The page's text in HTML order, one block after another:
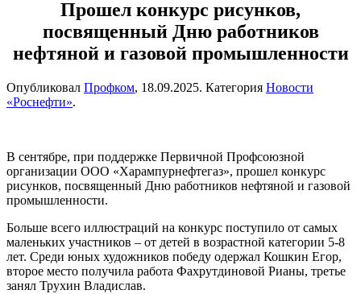
Прошел конкурс рисунков,
посвященный Дню работников
нефтяной и газовой промышленности
Опубликовал Профком, 18.09.2025. Категория Новости
«Роснефти».
В сентябре, при поддержке Первичной Профсоюзной
организации ООО «Харампурнефтегаз», прошел конкурс
рисунков, посвященный Дню работников нефтяной и газовой
промышленности.
Больше всего иллюстраций на конкурс поступило от самых
маленьких участников – от детей в возрастной категории 5-8
лет. Среди юных художников победу одержал Кошкин Егор,
второе место получила работа Фахрутдиновой Рианы, третье
занял Трухин Владислав.